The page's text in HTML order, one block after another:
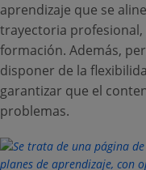
aprendizaje que se
trayectoria profesional,
formación. Además,
disponer de la
garantizar que el
problemas.